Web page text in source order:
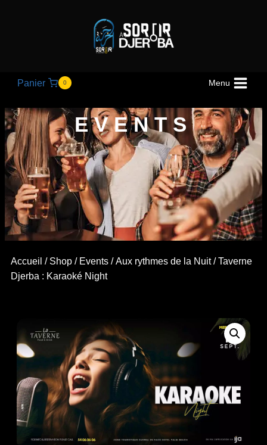
Panier 0 Menu
EVENTS
Accueil / Shop / Events /Aux rythmes de la Nuit/ Taverne
Djerba : Karaoké Night